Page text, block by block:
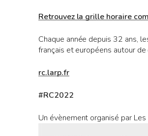
Retrouvez la grille horaire
Chaque année depuis 32 ans,
français et européens autour
rc.larp.fr
#RC2022
Un évènement organisé par